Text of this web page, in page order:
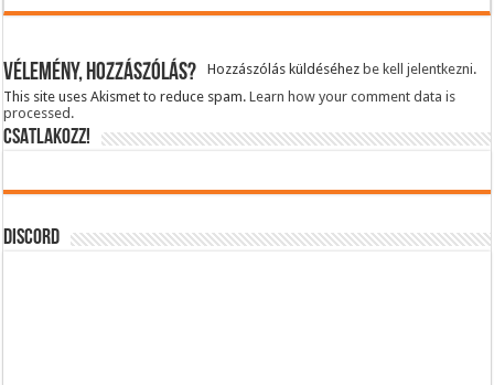
Vélemény, hozzászólás? Hozzászólás küldéséhez be kell jelentkezni.
This site uses Akismet to reduce spam.Learn how your comment data is
processed.
CSATLAKOZZ!
DISCORD